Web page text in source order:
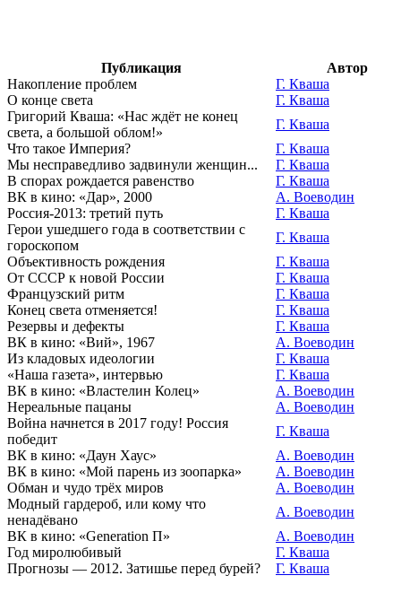
Публикация
Автор
Накопление проблем
Г. Кваша
О конце света
Г. Кваша
Григорий Кваша: «Нас ждёт не конец
света, а большой облом!»
Г. Кваша
Что такое Империя?
Г. Кваша
Мы несправедливо задвинули женщин...
Г. Кваша
В спорах рождается равенство
Г. Кваша
ВК в кино: «Дар», 2000
А. Воеводин
Россия-2013: третий путь
Г. Кваша
Герои ушедшего года в соответствии с
гороскопом
Г. Кваша
Объективность рождения
Г. Кваша
От СССР к новой России
Г. Кваша
Французский ритм
Г. Кваша
Конец света отменяется!
Г. Кваша
Резервы и дефекты
Г. Кваша
ВК в кино: «Вий», 1967
А. Воеводин
Из кладовых идеологии
Г. Кваша
«Наша газета», интервью
Г. Кваша
ВК в кино: «Властелин Колец»
А. Воеводин
Нереальные пацаны
А. Воеводин
Война начнется в 2017 году! Россия
победит
Г. Кваша
ВК в кино: «Даун Хаус»
А. Воеводин
ВК в кино: «Мой парень из зоопарка»
А. Воеводин
Обман и чудо трёх миров
А. Воеводин
Модный гардероб, или кому что
ненадёвано
А. Воеводин
ВК в кино: «Generation П»
А. Воеводин
Год миролюбивый
Г. Кваша
Прогнозы — 2012. Затишье перед бурей?
Г. Кваша